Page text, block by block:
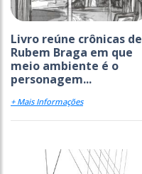
Livro reúne crônicas de
Rubem Braga em que
meio ambiente é o
personagem...
+ Mais Informações